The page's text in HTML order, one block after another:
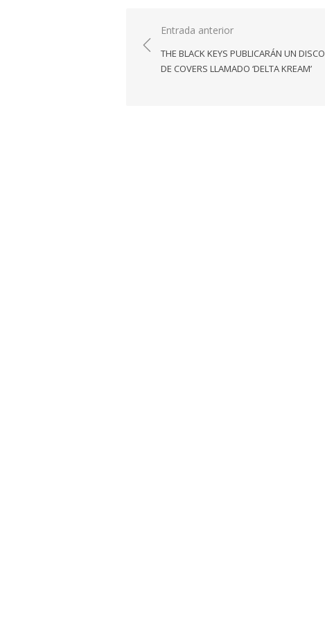
Navegación
de
entradas
Entrada anterior
THE BLACK KEYS PUBLICARÁN UN DISCO
DE COVERS LLAMADO ‘DELTA KREAM’